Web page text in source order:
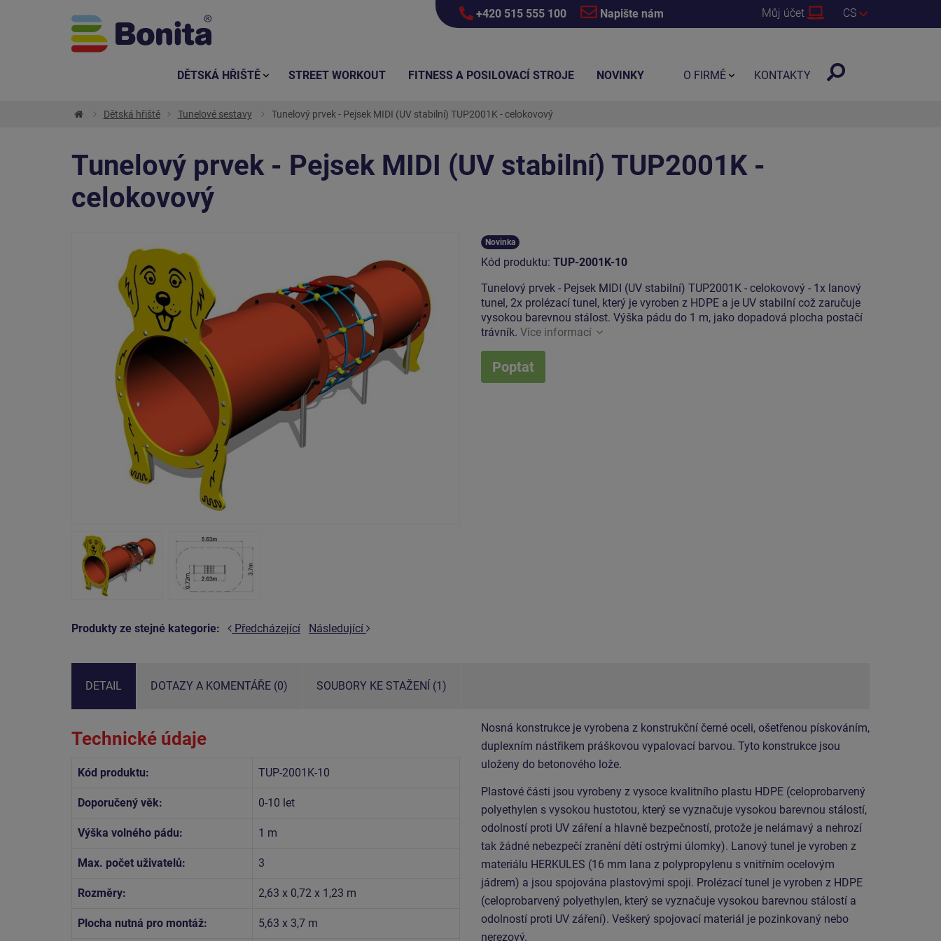
+420 515 555 100 Napište nám Můj účet CS
Dětská hřiště Tunelové sestavy Tunelový prvek - Pejsek MIDI (UV stabilní) TUP2001K - celokovový
Tunelový prvek - Pejsek MIDI (UV stabilní) TUP2001K -
celokovový
Produkty ze stejné kategorie: Předcházející Následující
Novinka
Kód produktu: TUP-2001K-10
Tunelový prvek - Pejsek MIDI (UV stabilní) TUP2001K - celokovový - 1x lanový
tunel, 2x prolézací tunel, který je vyroben z HDPE a je UV stabilní což zaručuje
vysokou barevnou stálost. Výška pádu do 1 m, jako dopadová plocha postačí
trávník. Více informací
Poptat
DETAIL DOTAZY A KOMENTÁŘE (0) SOUBORY KE STAŽENÍ (1)
Technické údaje
Kód produktu: TUP-2001K-10
Doporučený věk: 0-10 let
Výška volného pádu: 1 m
Max. počet uživatelů: 3
Rozměry: 2,63 x 0,72 x 1,23 m
Plocha nutná pro montáž: 5,63 x 3,7 m
Nosná konstrukce je vyrobena z konstrukční černé oceli, ošetřenou pískováním,
duplexním nástřikem práškovou vypalovací barvou. Tyto konstrukce jsou
uloženy do betonového lože.
Plastové části jsou vyrobeny z vysoce kvalitního plastu HDPE (celoprobarvený
polyethylen s vysokou hustotou, který se vyznačuje vysokou barevnou stálostí,
odolností proti UV záření a hlavně bezpečností, protože je nelámavý a nehrozí
tak žádné nebezpečí zranění dětí ostrými úlomky). Lanový tunel je vyroben z
materiálu HERKULES (16 mm lana z polypropylenu s vnitřním ocelovým
jádrem) a jsou spojována plastovými spoji. Prolézací tunel je vyroben z HDPE
(celoprobarvený polyethylen, který se vyznačuje vysokou barevnou stálostí a
odolností proti UV záření). Veškerý spojovací materiál je pozinkovaný nebo
nerezový.
DĚTSKÁ HŘIŠTĚ STREET WORKOUT FITNESS A POSILOVACÍ STROJE NOVINKY O FIRMĚ KONTAKTY